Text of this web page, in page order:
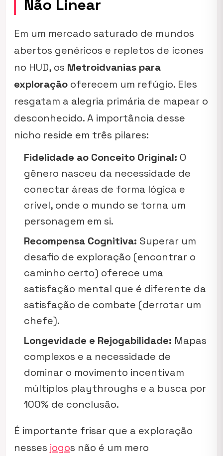
Não Linear
Em um mercado saturado de mundos
abertos genéricos e repletos de ícones
no HUD, os Metroidvanias para
exploração oferecem um refúgio. Eles
resgatam a alegria primária de mapear o
desconhecido. A importância desse
nicho reside em três pilares:
Fidelidade ao Conceito Original: O
gênero nasceu da necessidade de
conectar áreas de forma lógica e
crível, onde o mundo se torna um
personagem em si.
Recompensa Cognitiva: Superar um
desafio de exploração (encontrar o
caminho certo) oferece uma
satisfação mental que é diferente da
satisfação de combate (derrotar um
chefe).
Longevidade e Rejogabilidade: Mapas
complexos e a necessidade de
dominar o movimento incentivam
múltiplos playthroughs e a busca por
100% de conclusão.
É importante frisar que a exploração
nesses jogos não é um mero